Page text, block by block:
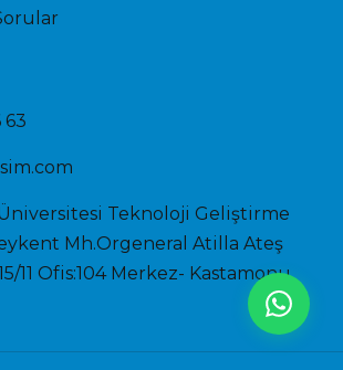
63
Teknoloji Geliştirme
Mh.Orgeneral Atilla Ateş
11 Ofis:104 Merkez- Kastamonu